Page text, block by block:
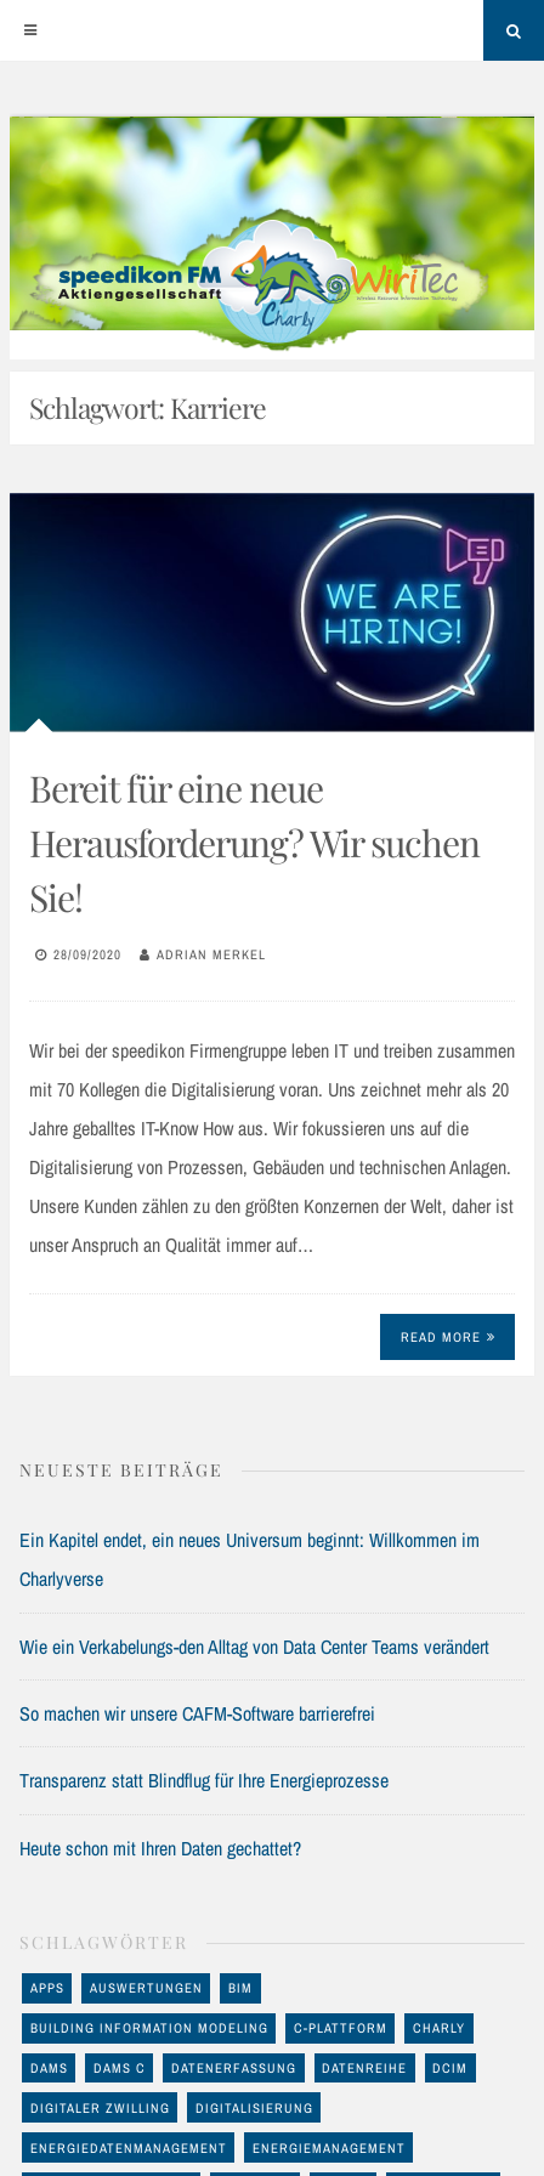
content
Schlagwort:Karriere
Bereit für eine neue
Herausforderung? Wir suchen
Sie!
28/09/2020 ADRIAN MERKEL
Wir bei der speedikon Firmengruppe leben IT und treiben zusammen
mit 70 Kollegen die Digitalisierung voran. Uns zeichnet mehr als 20
Jahre geballtes IT-Know How aus. Wir fokussieren uns auf die
Digitalisierung von Prozessen, Gebäuden und technischen Anlagen.
Unsere Kunden zählen zu den größten Konzernen der Welt, daher ist
unser Anspruch an Qualität immer auf…
READ MORE
NEUESTE BEITRÄGE
Ein Kapitel endet, ein neues Universum beginnt: Willkommen im
Charlyverse
Wie ein Verkabelungs-den Alltag von Data Center Teams verändert
So machen wir unsere CAFM-Software barrierefrei
Transparenz statt Blindflug für Ihre Energieprozesse
Heute schon mit Ihren Daten gechattet?
SCHLAGWÖRTER
APPS AUSWERTUNGEN BIM
BUILDING INFORMATION MODELING C-PLATTFORM CHARLY
DAMS DAMS C DATENERFASSUNG DATENREIHE DCIM
DIGITALER ZWILLING DIGITALISIERUNG
ENERGIEDATENMANAGEMENT ENERGIEMANAGEMENT